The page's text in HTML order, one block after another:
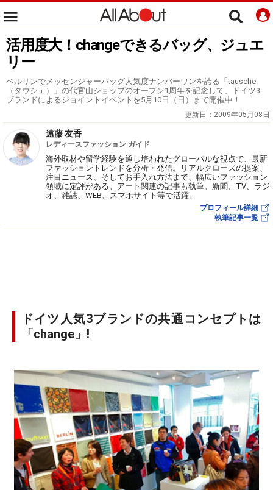
活用度大！changeできるバッグ、ジュエ
リー
ベルリンでメッセンジャーバッグ人気度ナンバーワンを誇る「tausche
（タウシェ）」の代官山ショップのオープン1周年を記念して、ドイツ3
ブランドによるジョイントイベントを5月10日（日）まで開催中！
更新日： 2009年05月08日
遠藤 友香
レディースファッション ガイド
海外取材や留学経験を通し培われたグローバルな視点で、最新
ファッショントレンドを分析・発信。リアルクローズの提案、
注目ニュース、そしてお手入れ方法まで、幅広いファッション
領域に定評がある。アート関連の記事も執筆。新聞、TV、ラジ
オ、雑誌、WEB、スマホサイト等で活躍。
プロフィール詳細
執筆記事一覧
ドイツ人気3ブランドの共通コンセプトは
「change」!